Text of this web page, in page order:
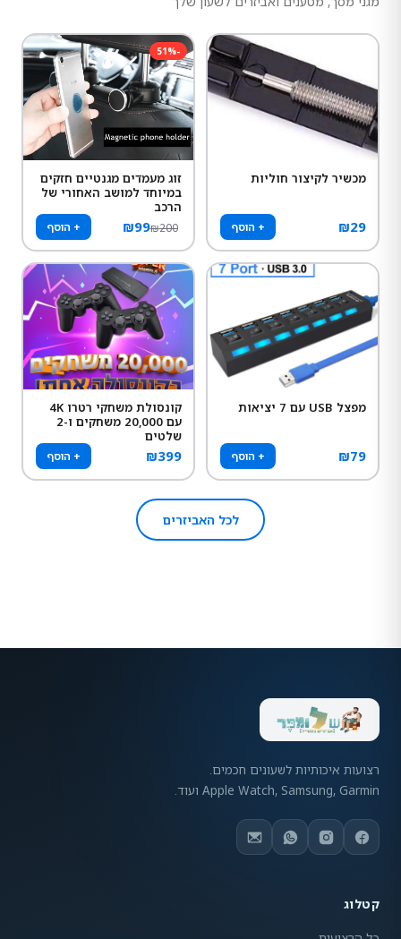
מכשיר לקיצור חוליות
₪29 + הוסף
-
51%
זוג מעמדים מגנטיים חזקים
במיוחד למושב האחורי של
הרכב
₪99₪200 + הוסף
מפצל USB עם 7 יציאות
₪79 + הוסף
קונסולת משחקי רטרו 4K
עם 20,000 משחקים ו-2
שלטים
₪399 + הוסף
לכל האביזרים
רצועות איכותיות לשעונים חכמים.
Apple Watch, Samsung, Garmin ועוד.
קטלוג